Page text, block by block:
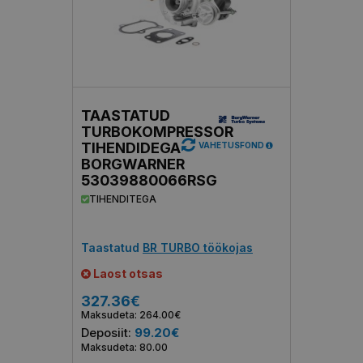
TAASTATUD
TURBOKOMPRESSOR
TIHENDIDEGA
BORGWARNER
53039880066RSG
TIHENDITEGA
Taastatud BR TURBO töökojas
Laost otsas
327.36€
Maksudeta: 264.00€
Deposiit: 99.20€
Maksudeta: 80.00
VAHETUSFOND